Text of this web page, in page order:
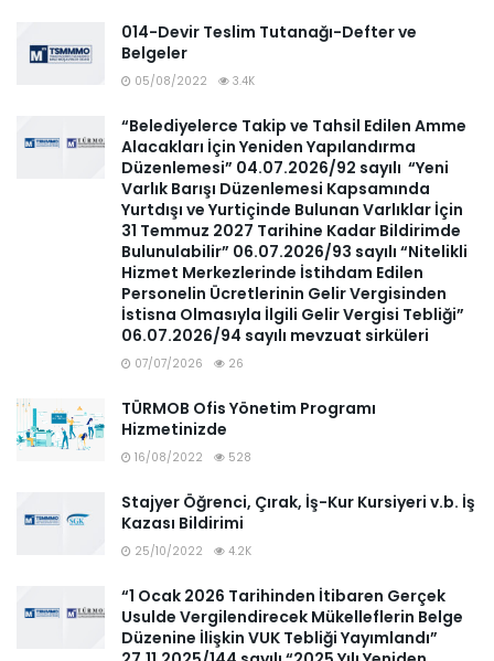
014-Devir Teslim Tutanağı-Defter ve
Belgeler
05/08/2022 3.4K
“Belediyelerce Takip ve Tahsil Edilen Amme
Alacakları İçin Yeniden Yapılandırma
Düzenlemesi” 04.07.2026/92 sayılı “Yeni
Varlık Barışı Düzenlemesi Kapsamında
Yurtdışı ve Yurtiçinde Bulunan Varlıklar İçin
31 Temmuz 2027 Tarihine Kadar Bildirimde
Bulunulabilir” 06.07.2026/93 sayılı “Nitelikli
Hizmet Merkezlerinde İstihdam Edilen
Personelin Ücretlerinin Gelir Vergisinden
İstisna Olmasıyla İlgili Gelir Vergisi Tebliği”
06.07.2026/94 sayılı mevzuat sirküleri
07/07/2026 26
TÜRMOB Ofis Yönetim Programı
Hizmetinizde
16/08/2022 528
Stajyer Öğrenci, Çırak, İş-Kur Kursiyeri v.b. İş
Kazası Bildirimi
25/10/2022 4.2K
“1 Ocak 2026 Tarihinden İtibaren Gerçek
Usulde Vergilendirecek Mükelleflerin Belge
Düzenine İlişkin VUK Tebliği Yayımlandı”